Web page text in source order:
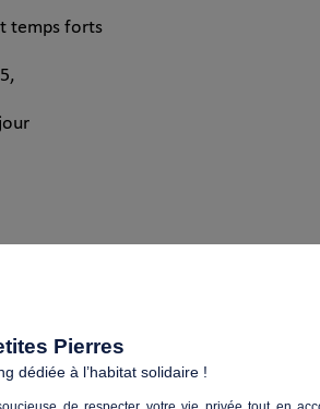
temps forts
l’accueil de jour
psychologues
Pierres
dédiée à l’habitat solidaire !